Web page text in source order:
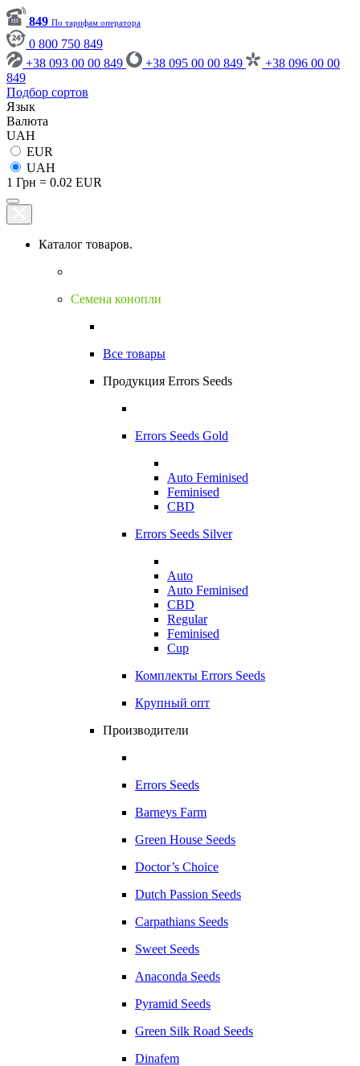
849 По тарифам оператора
0 800 750 849
+38 093 00 00 849
+38 095 00 00 849
+38 096 00 00
849
Подбор сортов
Язык
Валюта
UAH
EUR
UAH
1 Грн = 0.02 EUR
Каталог товаров.
Семена конопли
Все товары
Продукция Errors Seeds
Errors Seeds Gold
Auto Feminised
Feminised
CBD
Errors Seeds Silver
Auto
Auto Feminised
CBD
Regular
Feminised
Cup
Комплекты Errors Seeds
Крупный опт
Производители
Errors Seeds
Barneys Farm
Green House Seeds
Doctor’s Choice
Dutch Passion Seeds
Carpathians Seeds
Sweet Seeds
Anaconda Seeds
Pyramid Seeds
Green Silk Road Seeds
Dinafem